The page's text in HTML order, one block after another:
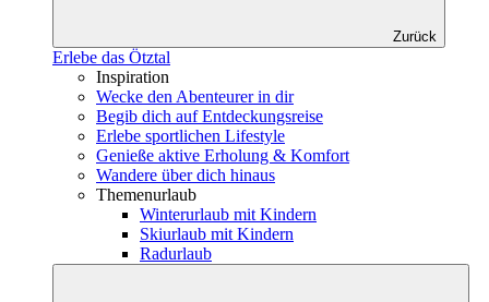
Zurück
Erlebe das Ötztal
Inspiration
Wecke den Abenteurer in dir
Begib dich auf Entdeckungsreise
Erlebe sportlichen Lifestyle
Genieße aktive Erholung & Komfort
Wandere über dich hinaus
Themenurlaub
Winterurlaub mit Kindern
Skiurlaub mit Kindern
Radurlaub